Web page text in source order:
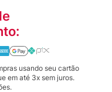
usando seu cartão
em até 3x sem juros.